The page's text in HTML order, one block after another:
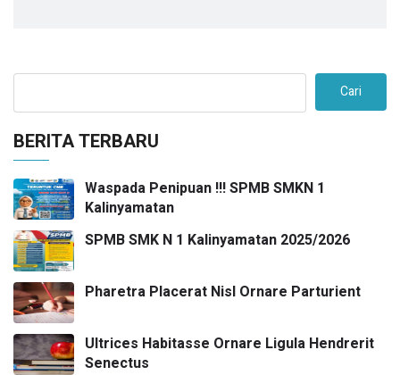
Cari
BERITA TERBARU
Waspada Penipuan !!! SPMB SMKN 1
Kalinyamatan
SPMB SMK N 1 Kalinyamatan 2025/2026
Pharetra Placerat Nisl Ornare Parturient
Ultrices Habitasse Ornare Ligula Hendrerit
Senectus